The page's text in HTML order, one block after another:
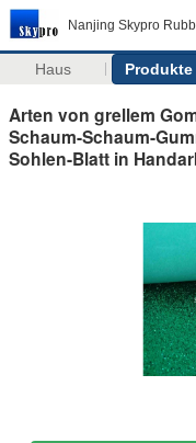
Nanjing Skypro
Haus Produkte
Arten von grellem
Schaum-Schaum-
Sohlen-Blatt in